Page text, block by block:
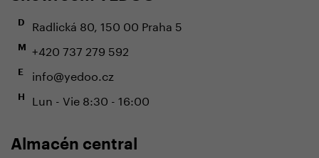
D Radlická 80, 150 00 Praha 5
M +420 737 279 592
E info@yedoo.cz
H Lun - Vie 8:30 - 16:00
Almacén central